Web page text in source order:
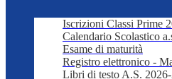
Iscrizioni Classi Prime
Calendario Scolastico
Esame di maturità
Registro elettronico -
Libri di testo A.S.